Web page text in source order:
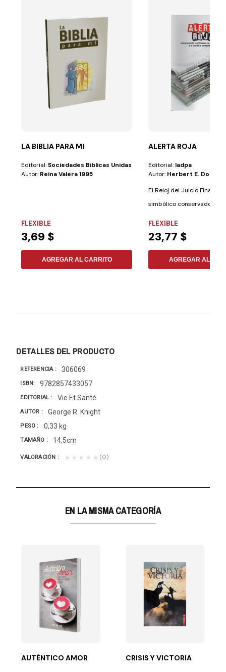
LA BIBLIA PARA MI
Editorial:Sociedades Biblicas Unidas
Autor: Reina Valera 1995
FLEXIBLE
3,69 $
AGREGAR AL CARRITO
ALERTA ROJA
Editorial: Iadpa
Autor: Herbert E.
El Reloj del Juicio Final es
simbólico conservado
FLEXIBLE
23,77 $
AGREGAR AL
DETALLES DEL PRODUCTO
REFERENCIA 306069
ISBN 9782857433057
EDITORIAL Vie Et Santé
AUTOR George R. Knight
PESO 0,33 kg
TAMAÑO 14,5cm
VALORACIÓN ★★★★★ (0)
EN LA MISMA CATEGORÍA
el Salvador. A...
AUTÉNTICO AMOR CRISIS Y VICTORIA